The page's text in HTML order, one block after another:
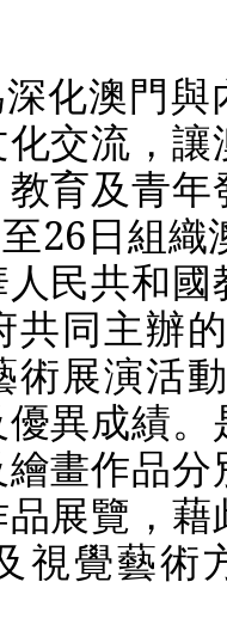
深化澳門
交流，讓
育及青年
26日組織
民共和國
共同主辦
術展演活
異成績。
畫作品分
展覽，藉
視覺藝術